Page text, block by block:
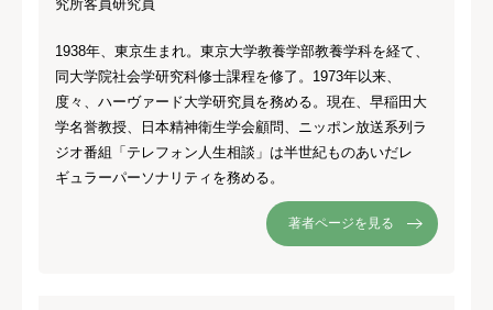
究所客員研究員
1938年、東京生まれ。東京大学教養学部教養学科を経て、
同大学院社会学研究科修士課程を修了。1973年以来、
度々、ハーヴァード大学研究員を務める。現在、早稲田大
学名誉教授、日本精神衛生学会顧問、ニッポン放送系列ラ
ジオ番組「テレフォン人生相談」は半世紀ものあいだレ
ギュラーパーソナリティを務める。
著者ページを見る